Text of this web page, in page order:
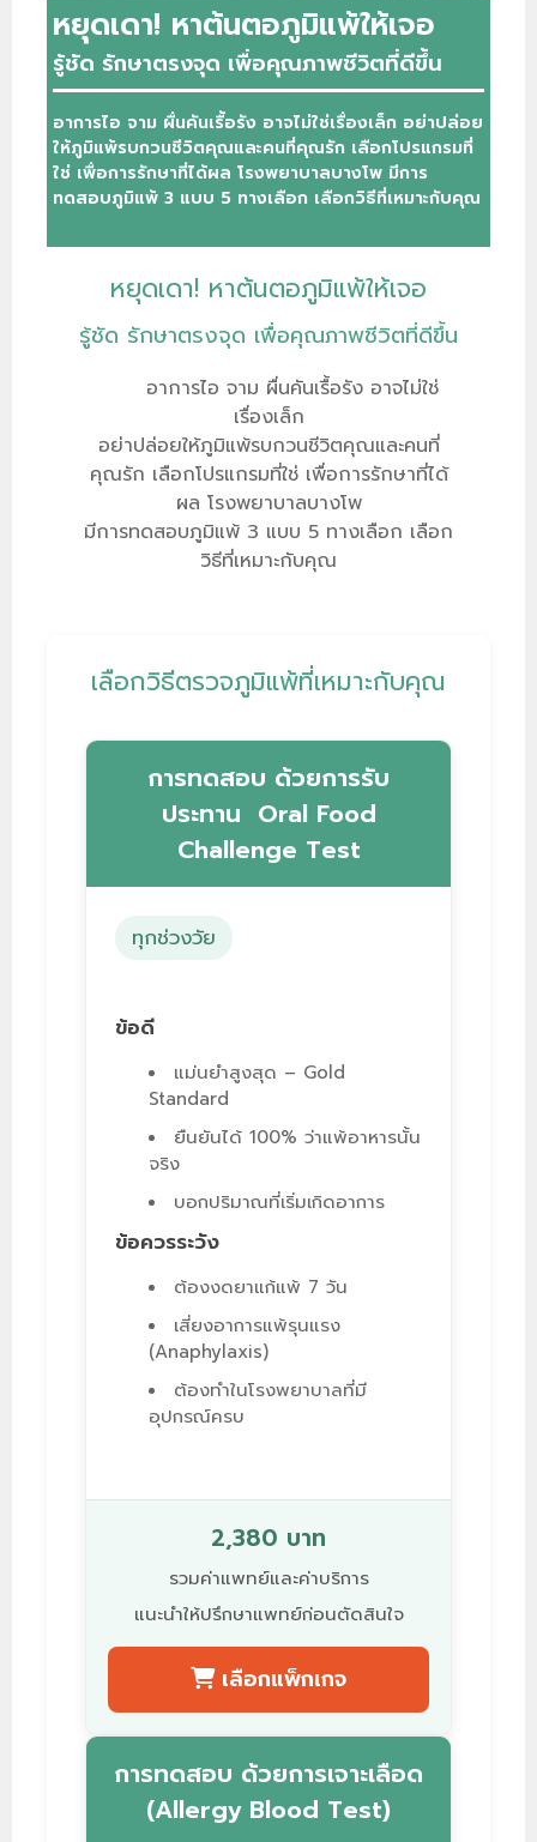
หยุดเดา! หาต้นตอภูมิแพ้ให้เจอ
รู้ชัด รักษาตรงจุด เพื่อคุณภาพชีวิตที่ดีขึ้น
อาการไอ จาม ผื่นคันเรื้อรัง อาจไม่ใช่เรื่องเล็ก อย่าปล่อย
ให้ภูมิแพ้รบกวนชีวิตคุณและคนที่คุณรัก เลือกโปรแกรมที่
ใช่ เพื่อการรักษาที่ได้ผล โรงพยาบาลบางโพ มีการ
ทดสอบภูมิแพ้ 3 แบบ 5 ทางเลือก เลือกวิธีที่เหมาะกับคุณ
หยุดเดา! หาต้นตอภูมิแพ้ให้เจอ
รู้ชัด รักษาตรงจุด เพื่อคุณภาพชีวิตที่ดีขึ้น
อาการไอ จาม ผื่นคันเรื้อรัง อาจไม่ใช่
เรื่องเล็ก
อย่าปล่อยให้ภูมิแพ้รบกวนชีวิตคุณและคนที่
คุณรัก เลือกโปรแกรมที่ใช่ เพื่อการรักษาที่ได้
ผล โรงพยาบาลบางโพ
มีการทดสอบภูมิแพ้ 3 แบบ 5 ทางเลือก เลือก
วิธีที่เหมาะกับคุณ
เลือกวิธีตรวจภูมิแพ้ที่เหมาะกับคุณ
การทดสอบ ด้วยการรับ
ประทาน Oral Food
Challenge Test
ทุกช่วงวัย
ข้อดี
แม่นยำสูงสุด – Gold
Standard
ยืนยันได้ 100% ว่าแพ้อาหารนั้น
จริง
บอกปริมาณที่เริ่มเกิดอาการ
ข้อควรระวัง
ต้องงดยาแก้แพ้ 7 วัน
เสี่ยงอาการแพ้รุนแรง
(Anaphylaxis)
ต้องทำในโรงพยาบาลที่มี
อุปกรณ์ครบ
2,380 บาท
รวมค่าแพทย์และค่าบริการ
แนะนำให้ปรึกษาแพทย์ก่อนตัดสินใจ
เลือกแพ็กเกจ
การทดสอบ ด้วยการเจาะเลือด
(Allergy Blood Test)